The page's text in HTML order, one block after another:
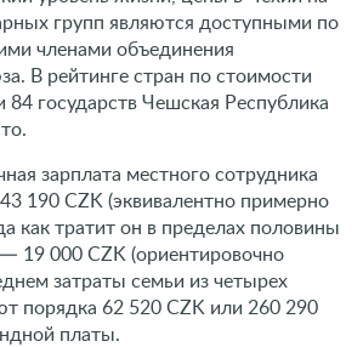
групп являются доступными по
членами объединения
В рейтинге стран по стоимости
государств Чешская Республика
зарплата местного сотрудника
190 CZK (эквивалентно примерно
как тратит он в пределах половины
19 000 CZK (ориентировочно
затраты семьи из четырех
порядка 62 520 CZK или 260 290
платы.